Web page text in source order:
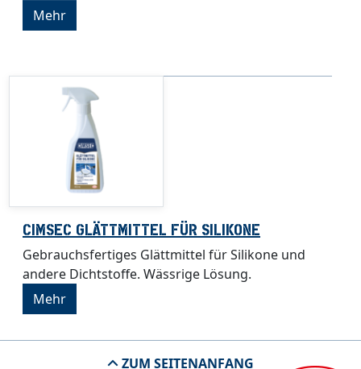
Mehr
CIMSEC GLÄTTMITTEL FÜR SILIKONE
Gebrauchsfertiges Glättmittel für Silikone und
andere Dichtstoffe. Wässrige Lösung.
Mehr
ZUM SEITENANFANG